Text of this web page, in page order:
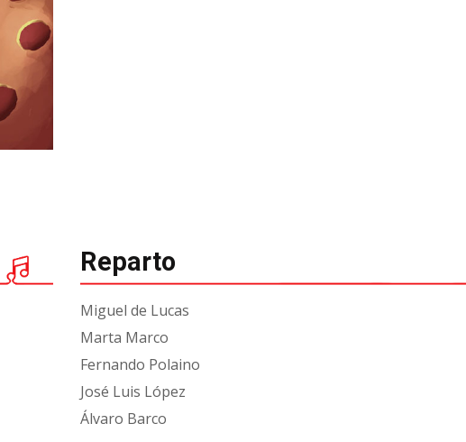
Reparto
Miguel de Lucas
Marta Marco
Fernando Polaino
José Luis López
Álvaro Barco